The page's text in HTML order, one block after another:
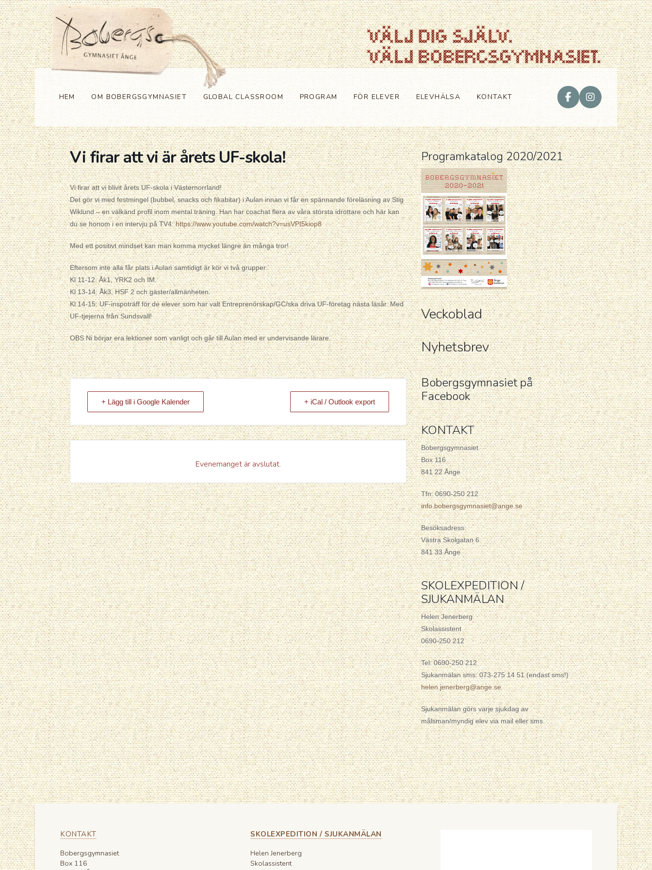
HEM OM BOBERGSGYMNASIET GLOBAL CLASSROOM PROGRAM FÖR ELEVER ELEVHÄLSA KONTAKT
Vi firar att vi är årets UF-skola!
Vi firar att vi blivit årets UF-skola i Västernorrland!
Det gör vi med festmingel (bubbel, snacks och fikabitar) i Aulan innan vi får en spännande föreläsning av Stig
Wiklund – en välkänd profil inom mental träning. Han har coachat flera av våra största idrottare och här kan
du se honom i en intervju på TV4:https://www.youtube.com/watch?v=usVPI5kiop8
Med ett positivt mindset kan man komma mycket längre än många tror!
Eftersom inte alla får plats i Aulan samtidigt är kör vi två grupper:
Kl 11-12: Åk1, YRK2 och IM.
Kl 13-14: Åk3, HSF 2 och gäster/allmänheten.
Kl 14-15: UF-inspoträff för de elever som har valt Entreprenörskap/GC/ska driva UF-företag nästa läsår. Med
UF-tjejerna från Sundsvall!
OBS Ni börjar era lektioner som vanligt och går till Aulan med er undervisande lärare.
+ Lägg till i Google Kalender + iCal / Outlook export
Evenemanget är avslutat.
Programkatalog 2020/2021
Veckoblad
Nyhetsbrev
Bobergsgymnasiet på
Facebook
KONTAKT
Bobergsgymnasiet
Box 116
841 22 Ånge
Tfn: 0690-250 212
info.bobergsgymnasiet@ange.se
Besöksadress:
Västra Skolgatan 6
841 33 Ånge
SKOLEXPEDITION /
SJUKANMÄLAN
Helen Jenerberg
Skolassistent
0690-250 212
Tel: 0690-250 212
Sjukanmälan sms: 073-275 14 51 (endast sms!)
helen.jenerberg@ange.se
Sjukanmälan görs varje sjukdag av
målsman/myndig elev via mail eller sms.
KONTAKT
Bobergsgymnasiet
Box 116
SKOLEXPEDITION / SJUKANMÄLAN
Helen Jenerberg
Skolassistent